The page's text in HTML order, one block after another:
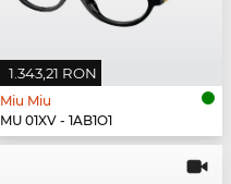
1.343,21 RON
Miu Miu
MU 01XV - 1AB1O1